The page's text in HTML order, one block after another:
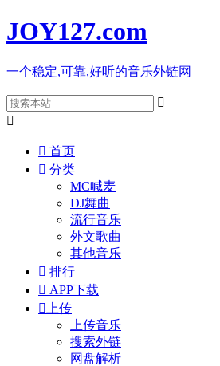
JOY127.com
一个稳定,可靠,好听的音乐外链网


 首页
 分类
MC喊麦
DJ舞曲
流行音乐
外文歌曲
其他音乐
 排行
 APP下载
 上传
上传音乐
搜索外链
网盘解析